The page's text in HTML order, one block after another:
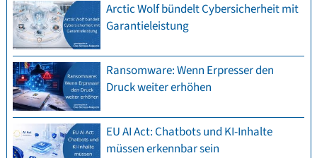
Arctic Wolf bündelt Cybersicherheit mit
Garantieleistung
Ransomware: Wenn Erpresser den
Druck weiter erhöhen
EU AI Act: Chatbots und KI-Inhalte
müssen erkennbar sein